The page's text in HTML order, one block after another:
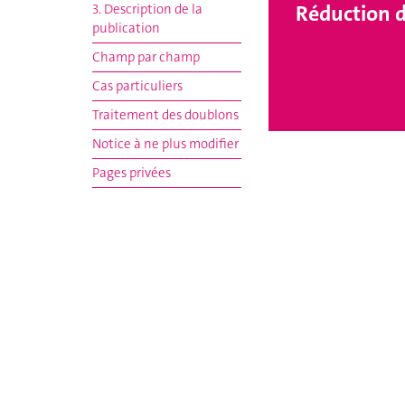
3. Description de la
publication
Champ par champ
Cas particuliers
Traitement des doublons
Notice à ne plus modifier
Pages privées
Réduction